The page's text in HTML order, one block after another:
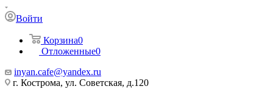
Войти
Корзина0
Отложенные0
inyan.cafe@yandex.ru
г. Кострома, ул. Советская, д.120